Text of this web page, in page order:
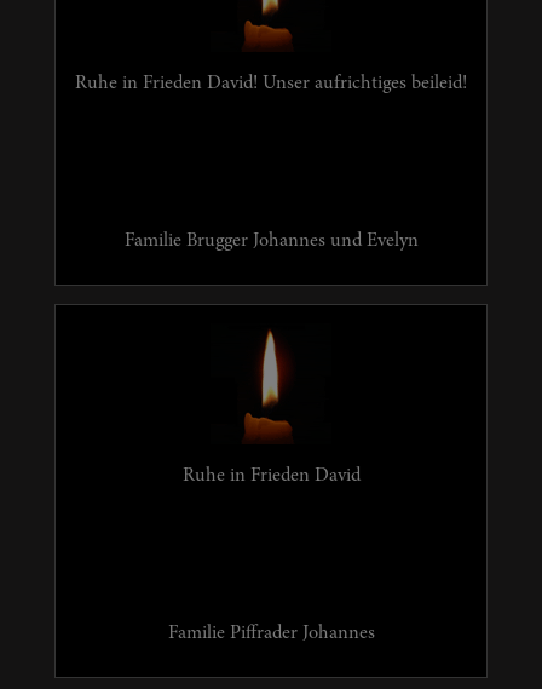
Ruhe in Frieden David! Unser aufrichtiges beileid!
Familie Brugger Johannes und Evelyn
Ruhe in Frieden David
Familie Piffrader Johannes